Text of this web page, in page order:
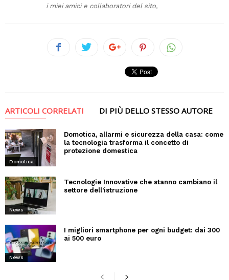
i miei amici e collaboratori del sito,
ARTICOLI CORRELATI DI PIÙ DELLO STESSO AUTORE
Domotica
Domotica, allarmi e sicurezza della casa: come
la tecnologia trasforma il concetto di
protezione domestica
News
Tecnologie Innovative che stanno cambiano il
settore dell’istruzione
News
I migliori smartphone per ogni budget: dai 300
ai 500 euro